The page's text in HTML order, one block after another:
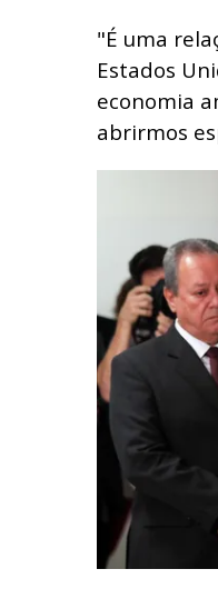
"É uma
Estados
economia
abrirmos